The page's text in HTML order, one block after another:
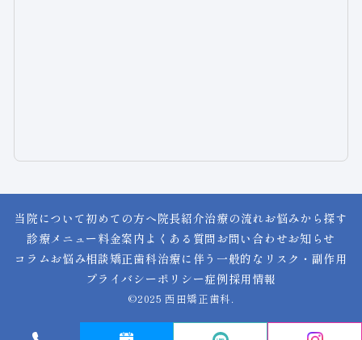
当院について初めての方へ院長紹介治療の流れお悩みから探す
診療メニュー料金案内 よくある質問お問い合わせお知らせ
コラムお悩み相談矯正歯科治療に伴う一般的なリスク・副作用
プライバシーポリシー症例採用情報
©2025 西田矯正歯科.